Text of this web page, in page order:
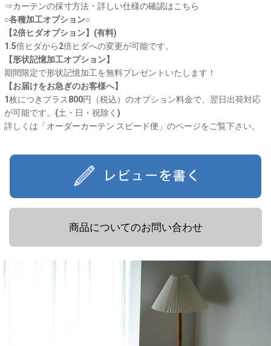
⇒カーテンの採寸方法・詳しい仕様の確認はこちら
○各種加工オプション○
【2倍ヒダオプション】(有料)
1.5倍ヒダから2倍ヒダへの変更が可能です。
【形状記憶加工オプション】
期間限定で形状記憶加工を無料プレゼントいたします！
【お届けをお急ぎのお客様へ】
1枚につきプラス800円（税込）のオプション料金で、翌日出荷対応
が可能です。(土・日・祝除く)
詳しくは「 オーダーカーテン スピード便 」のページをご覧下さい。
商品についてのお問い合わせ